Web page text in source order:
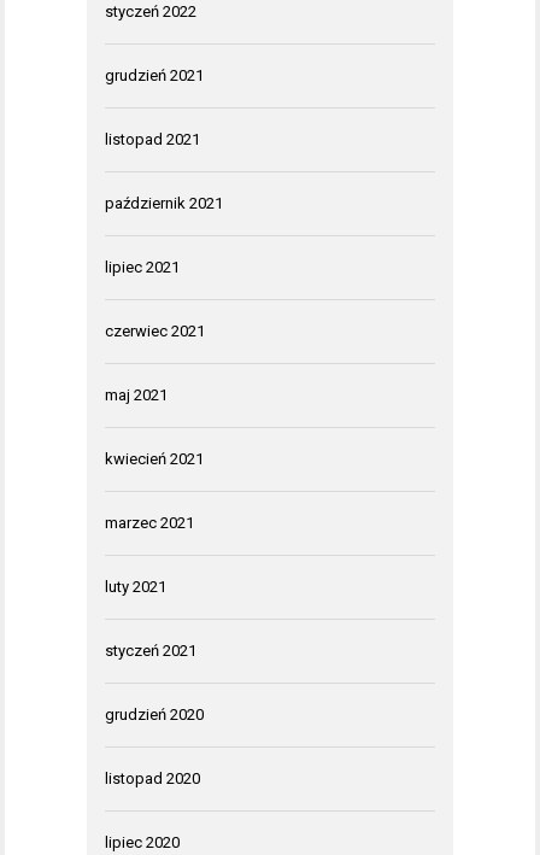
styczeń 2022
grudzień 2021
listopad 2021
październik 2021
lipiec 2021
czerwiec 2021
maj 2021
kwiecień 2021
marzec 2021
luty 2021
styczeń 2021
grudzień 2020
listopad 2020
lipiec 2020